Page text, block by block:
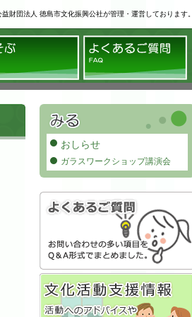
財団法人 徳島市文化振興公社が管理・運営しております。
あそぶ
おしらせ
ガラスワークショップ講演会